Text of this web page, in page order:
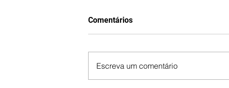
Comentários
Escreva um comentário